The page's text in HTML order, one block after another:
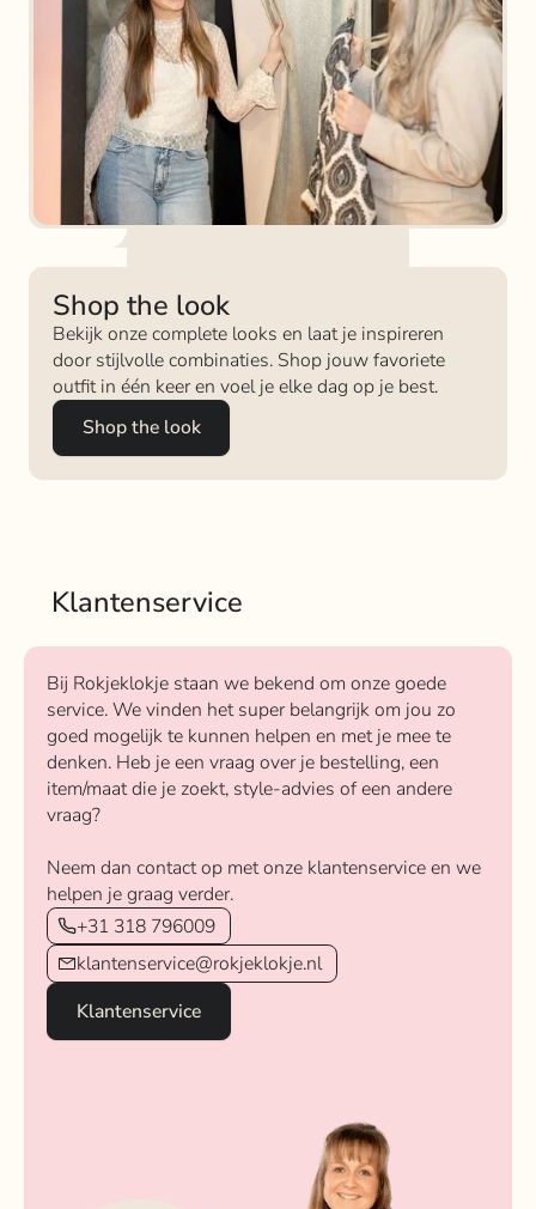
Shop the look
Bekijk onze complete looks en laat je inspireren
door stijlvolle combinaties. Shop jouw favoriete
outfit in één keer en voel je elke dag op je best.
Shop the look
Klantenservice
Bij Rokjeklokje staan we bekend om onze goede
service. We vinden het super belangrijk om jou zo
goed mogelijk te kunnen helpen en met je mee te
denken. Heb je een vraag over je bestelling, een
item/maat die je zoekt, style-advies of een andere
vraag?
Neem dan contact op met onze klantenservice en we
helpen je graag verder.
+31 318 796009
klantenservice@rokjeklokje.nl
Klantenservice